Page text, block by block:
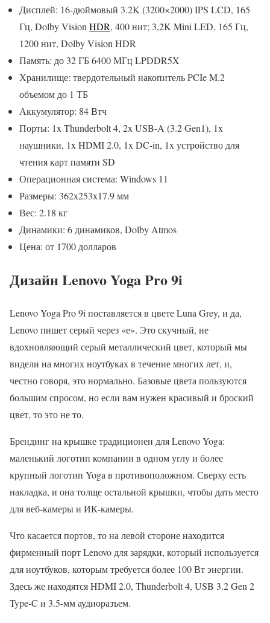
Дисплей: 16-дюймовый 3.2K (3200×2000) IPS LCD, 165
Гц, Dolby VisionHDR, 400 нит; 3,2K Mini LED, 165 Гц,
1200 нит, Dolby Vision HDR
Память: до 32 ГБ 6400 МГц LPDDR5X
Хранилище: твердотельный накопитель PCIe M.2
объемом до 1 ТБ
Аккумулятор: 84 Втч
Порты: 1x Thunderbolt 4, 2x USB-A (3.2 Gen1), 1x
наушники, 1x HDMI 2.0, 1x DC-in, 1x устройство для
чтения карт памяти SD
Операционная система: Windows 11
Размеры: 362x253x17.9 мм
Вес: 2.18 кг
Динамики: 6 динамиков, Dolby Atmos
Цена: от 1700 долларов
Дизайн Lenovo Yoga Pro 9i
Lenovo Yoga Pro 9i поставляется в цвете Luna Grey, и да,
Lenovo пишет серый через «е». Это скучный, не
вдохновляющий серый металлический цвет, который мы
видели на многих ноутбуках в течение многих лет, и,
честно говоря, это нормально. Базовые цвета пользуются
большим спросом, но если вам нужен красивый и броский
цвет, то это не то.
Брендинг на крышке традиционен для Lenovo Yoga:
маленький логотип компании в одном углу и более
крупный логотип Yoga в противоположном. Сверху есть
накладка, и она толще остальной крышки, чтобы дать место
для веб-камеры и ИК-камеры.
Что касается портов, то на левой стороне находится
фирменный порт Lenovo для зарядки, который используется
для ноутбуков, которым требуется более 100 Вт энергии.
Здесь же находятся HDMI 2.0, Thunderbolt 4, USB 3.2 Gen 2
Type-C и 3.5-мм аудиоразъем.